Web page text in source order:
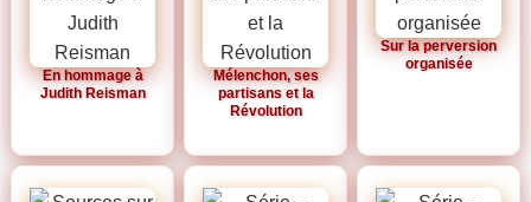
En hommage à
Judith Reisman
Mélenchon, ses
partisans et la
Révolution
Sur la perversion
organisée